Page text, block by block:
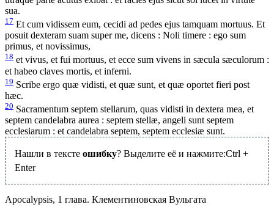
sua.
17 Et cum vidissem eum, cecidi ad pedes ejus tamquam mortuus. Et
posuit dexteram suam super me, dicens : Noli timere : ego sum
primus, et novissimus,
18 et vivus, et fui mortuus, et ecce sum vivens in sæcula sæculorum :
et habeo claves mortis, et inferni.
19 Scribe ergo quæ vidisti, et quæ sunt, et quæ oportet fieri post
hæc.
20 Sacramentum septem stellarum, quas vidisti in dextera mea, et
septem candelabra aurea : septem stellæ, angeli sunt septem
ecclesiarum : et candelabra septem, septem ecclesiæ sunt.
Нашли в тексте ошибку? Выделите её и нажмите:Ctrl +
Enter
Apocalypsis, 1 глава. Клементиновская Вульгата